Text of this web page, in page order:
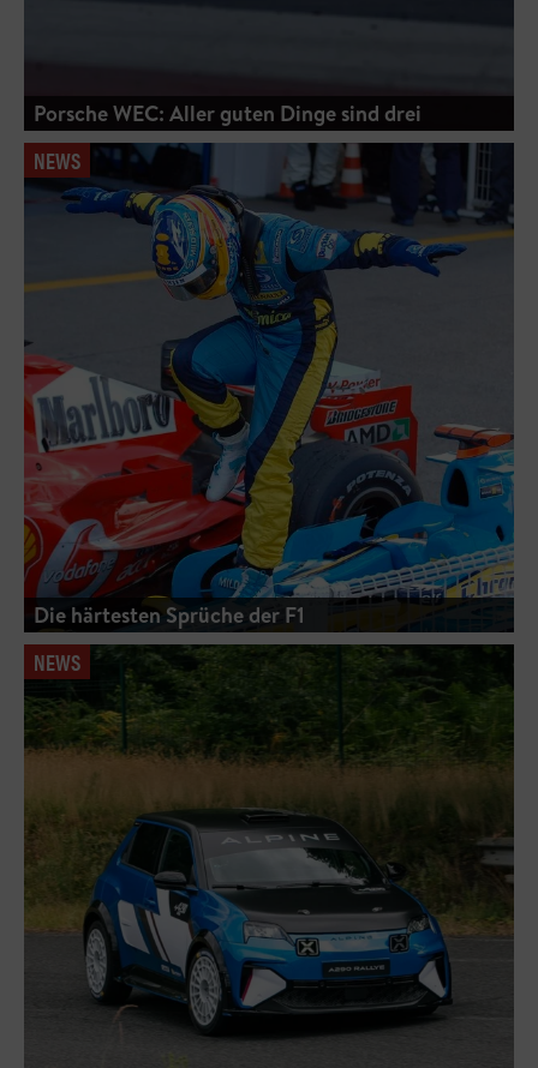
Porsche WEC: Aller guten Dinge sind drei
NEWS
Die härtesten Sprüche der F1
NEWS